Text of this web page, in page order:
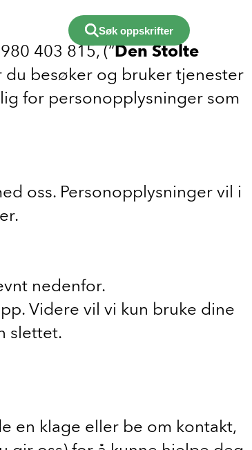
Søk oppskrifter
403 815, (“Den Stolte
du besøker og bruker tjenester
for personopplysninger som
oss. Personopplysninger vil i
nedenfor.
Videre vil vi kun bruke dine
slettet.
en klage eller be om kontakt,